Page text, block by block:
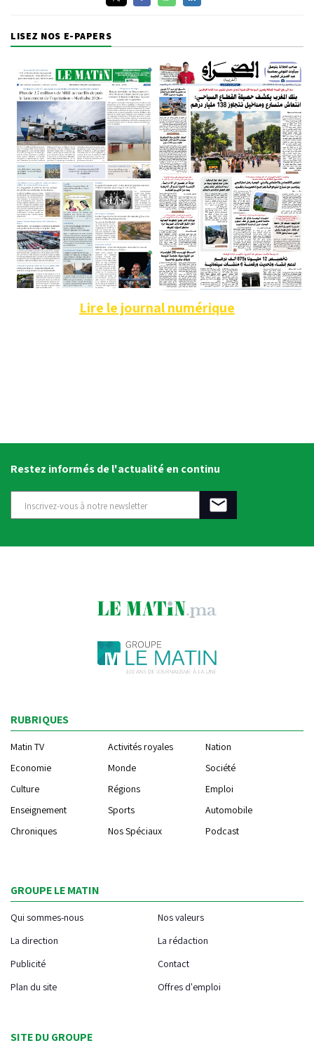
LISEZ NOS E-PAPERS
Lire le journal numérique
Restez informés de l'actualité en continu
RUBRIQUES
Matin TV Activités royales
Nation
Economie
Monde
Société
Culture
Régions
Emploi
Enseignement
Sports
Automobile
Chroniques
Nos Spéciaux Podcast
GROUPE LE MATIN
Qui sommes-nous
Nos valeurs
La direction
La rédaction
Publicité
Contact
Plan du site
Offres d'emploi
SITE DU GROUPE